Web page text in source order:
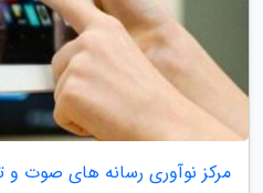
مرکز نوآوری رسانه های صوت و